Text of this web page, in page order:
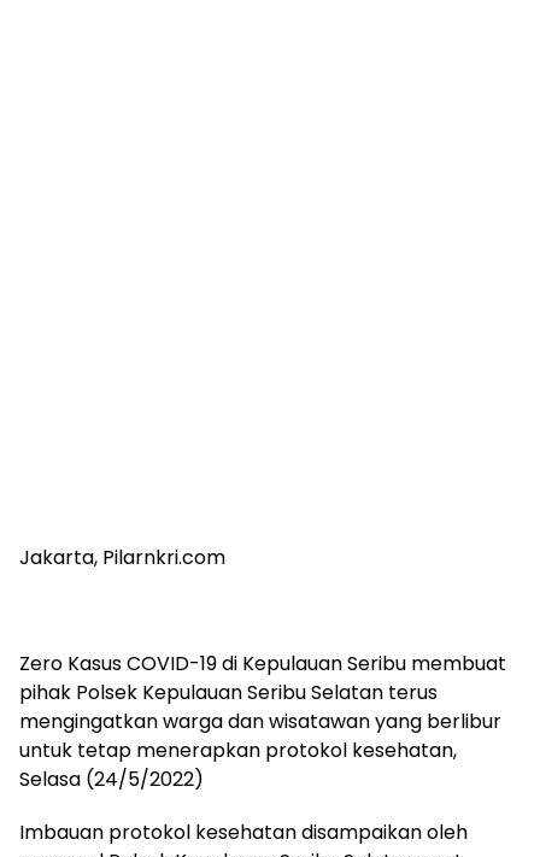
Jakarta, Pilarnkri.com
Zero Kasus COVID-19 di Kepulauan Seribu membuat
pihak Polsek Kepulauan Seribu Selatan terus
mengingatkan warga dan wisatawan yang berlibur
untuk tetap menerapkan protokol kesehatan,
Selasa (24/5/2022)
Imbauan protokol kesehatan disampaikan oleh